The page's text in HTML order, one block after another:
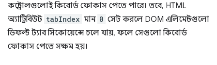
কন্ট্রোলগুলোই কিবোর্ড ফোকাস পেতে পারে। তবে, HTML
অ্যাট্রিবিউট tabIndex মান 0 সেট করলে DOM এলিমেন্টগুলো
ডিফল্ট ট্যাব সিকোয়েন্সে চলে যায়, ফলে সেগুলো কিবোর্ড
ফোকাস পেতে সক্ষম হয়।